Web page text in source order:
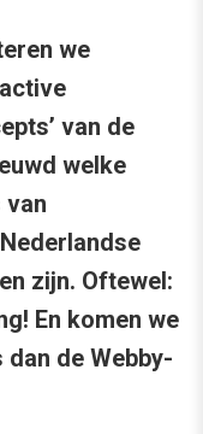
we
van de
welke
van
zijn. Oftewel:
En komen we
de Webby-